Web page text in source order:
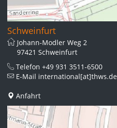
Schweinfurt
Johann-Modler Weg 2
97421 Schweinfurt
Telefon +49 931 3511-6500
E-Mail international[at]thws.de
Anfahrt